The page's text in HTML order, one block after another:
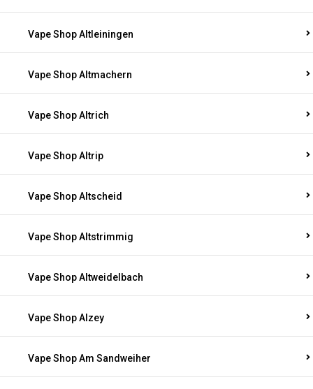
Vape Shop Altleiningen
Vape Shop Altmachern
Vape Shop Altrich
Vape Shop Altrip
Vape Shop Altscheid
Vape Shop Altstrimmig
Vape Shop Altweidelbach
Vape Shop Alzey
Vape Shop Am Sandweiher